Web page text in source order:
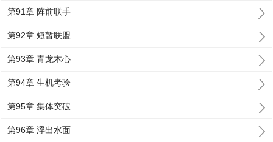
第91章 阵前联手
第92章 短暂联盟
第93章 青龙木心
第94章 生机考验
第95章 集体突破
第96章 浮出水面